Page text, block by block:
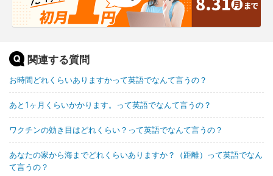
関連する質問
お時間どれくらいありますかって英語でなんて言うの？
あと1ヶ月くらいかかります。って英語でなんて言うの？
ワクチンの効き目はどれくらい？って英語でなんて言うの？
あなたの家から海までどれくらいありますか？（距離）って英語でなん
て言うの？